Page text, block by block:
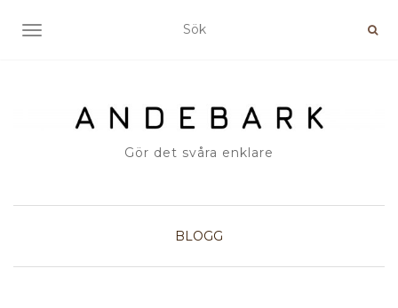
SLÅ PÅ/AV NAVIGERING
Gör det svåra enklare
BLOGG